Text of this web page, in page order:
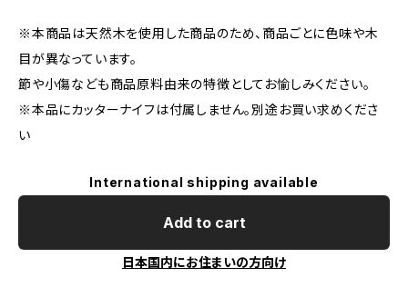
※本商品は天然木を使用した商品のため、商品ごとに色味や木
目が異なっています。
節や小傷なども商品原料由来の特徴としてお愉しみください。
※本品にカッターナイフは付属しません。別途お買い求めくださ
い
International shipping available
Add to cart
日本国内にお住まいの方向け